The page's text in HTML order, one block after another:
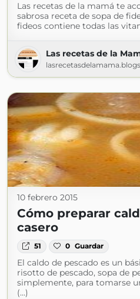
Las recetas de la mamá te
sabrosa receta de sopa de
fideos contiene todas las
Las recetas de la
10 febrero 2015
Cómo preparar
casero
51 0 Guardar
El caldo de pescado es un
risotto de pescado, sopa de
simplemente, para tomarse
(...)